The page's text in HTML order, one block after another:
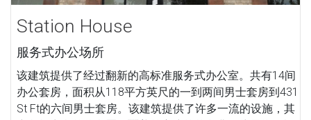
Station House
服务式办公场所
该建筑提供了经过翻新的高标准服务式办公室。共有14间
办公套房，面积从118平方英尺的一到两间男士套房到431
St Ft的六间男士套房。该建筑提供了许多一流的设施，其